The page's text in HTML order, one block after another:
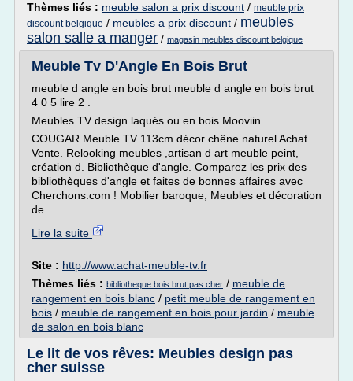
Thèmes liés : meuble salon a prix discount / meuble prix
discount belgique / meubles a prix discount / meubles
salon salle a manger / magasin meubles discount belgique
Meuble Tv D'Angle En Bois Brut
meuble d angle en bois brut meuble d angle en bois brut
4 0 5 lire 2 .
Meubles TV design laqués ou en bois Mooviin
COUGAR Meuble TV 113cm décor chêne naturel Achat
Vente. Relooking meubles ,artisan d art meuble peint,
création d. Bibliothèque d'angle. Comparez les prix des
bibliothèques d'angle et faites de bonnes affaires avec
Cherchons.com ! Mobilier baroque, Meubles et décoration
de...
Lire la suite
Site : http://www.achat-meuble-tv.fr
Thèmes liés : bibliotheque bois brut pas cher / meuble de
rangement en bois blanc / petit meuble de rangement en
bois / meuble de rangement en bois pour jardin / meuble
de salon en bois blanc
Le lit de vos rêves: Meubles design pas
cher suisse